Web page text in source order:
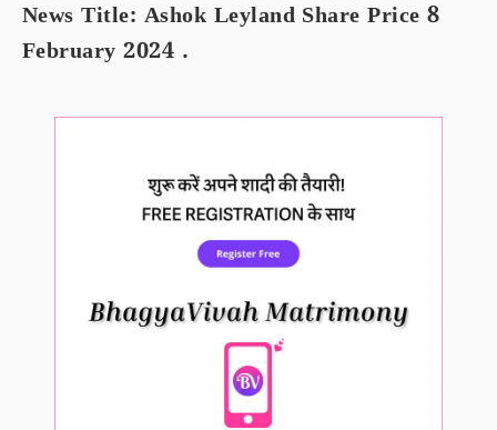
News Title: Ashok Leyland Share Price 8
February 2024 .